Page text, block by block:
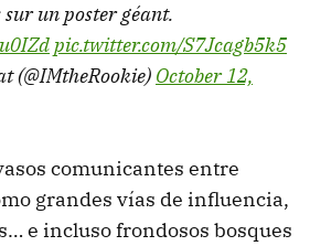
un poster géant.
pic.twitter.com/S7Jcagb5k5
(@IMtheRookie) October 12,
comunicantes entre
grandes vías de influencia,
e incluso frondosos bosques